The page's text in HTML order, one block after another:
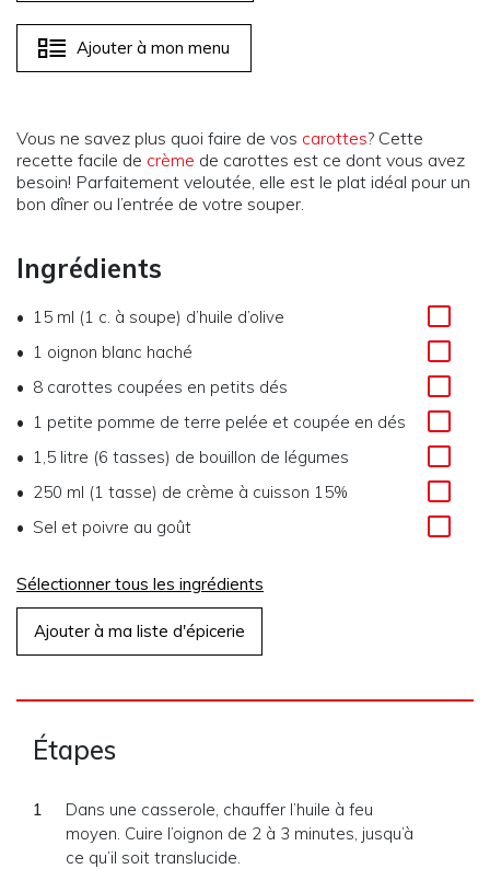
Ajouter à mon menu
Vous ne savez plus quoi faire de vos carottes? Cette
recette facile de crème de carottes est ce dont vous avez
besoin! Parfaitement veloutée, elle est le plat idéal pour un
bon dîner ou l’entrée de votre souper.
Ingrédients
15 ml (1 c. à soupe) d’huile d’olive
1 oignon blanc haché
8 carottes coupées en petits dés
1 petite pomme de terre pelée et coupée en dés
1,5 litre (6 tasses) de bouillon de légumes
250 ml (1 tasse) de crème à cuisson 15%
Sel et poivre au goût
Sélectionner tous les ingrédients
Ajouter à ma liste d'épicerie
Étapes
Dans une casserole, chauffer l’huile à feu
moyen. Cuire l’oignon de 2 à 3 minutes, jusqu’à
ce qu’il soit translucide.